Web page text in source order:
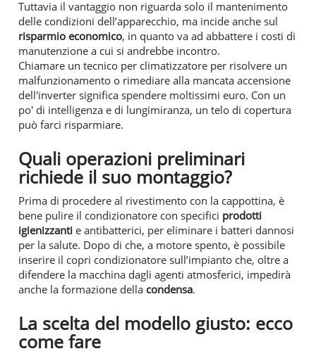
Tuttavia il vantaggio non riguarda solo il mantenimento
delle condizioni dell’apparecchio, ma incide anche sul
risparmio economico, in quanto va ad abbattere i costi di
manutenzione a cui si andrebbe incontro.
Chiamare un tecnico per climatizzatore per risolvere un
malfunzionamento o rimediare alla mancata accensione
dell'inverter significa spendere moltissimi euro. Con un
po' di intelligenza e di lungimiranza, un telo di copertura
può farci risparmiare.
Quali operazioni preliminari
richiede il suo montaggio?
Prima di procedere al rivestimento con la cappottina, è
bene pulire il condizionatore con specifici prodotti
igienizzanti e antibatterici, per eliminare i batteri dannosi
per la salute. Dopo di che, a motore spento, è possibile
inserire il copri condizionatore sull’impianto che, oltre a
difendere la macchina dagli agenti atmosferici, impedirà
anche la formazione della condensa.
La scelta del modello giusto: ecco
come fare